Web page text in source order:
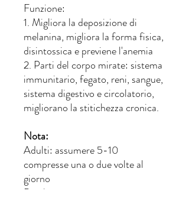
Funzione:
1. Migliora la deposizione di
melanina, migliora la forma fisica,
disintossica e previene l'anemia
2. Parti del corpo mirate: sistema
immunitario, fegato, reni, sangue,
sistema digestivo e circolatorio,
migliorano la stitichezza cronica.
Nota:
Adulti: assumere 5-10
compresse una o due volte al
giorno
Bambini: assumere 1-4